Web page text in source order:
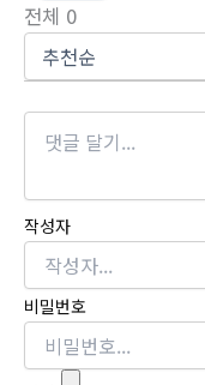
전체 0
작성자
비밀번호